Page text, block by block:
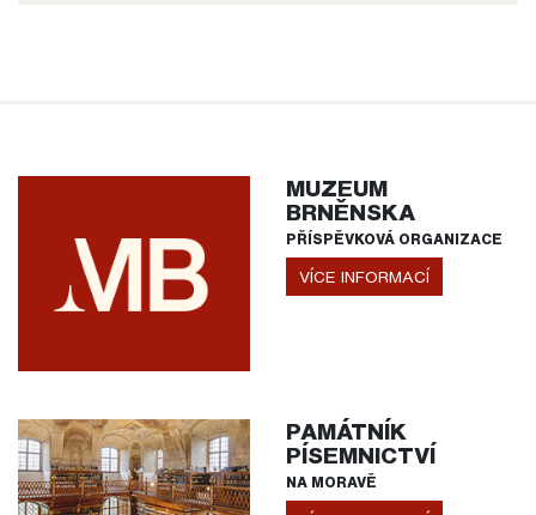
MUZEUM
BRNĚNSKA
PŘÍSPĚVKOVÁ ORGANIZACE
VÍCE INFORMACÍ
PAMÁTNÍK
PÍSEMNICTVÍ
NA MORAVĚ